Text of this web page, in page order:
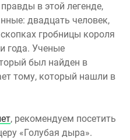
в этой легенде,
двадцать человек,
гробницы короля
года. Ученые
был найден в
тому, который нашли в
, рекомендуем посетить
«Голубая дыра».